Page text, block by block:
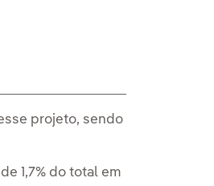
projeto, sendo
1,7% do total em